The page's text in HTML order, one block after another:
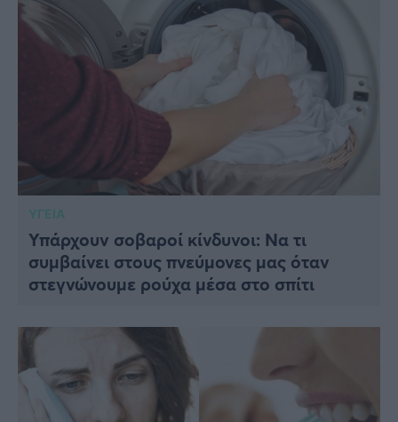
ΥΓΕΙΑ
Υπάρχουν σοβαροί κίνδυνοι: Να τι
συμβαίνει στους πνεύμονες μας όταν
στεγνώνουμε ρούχα μέσα στο σπίτι